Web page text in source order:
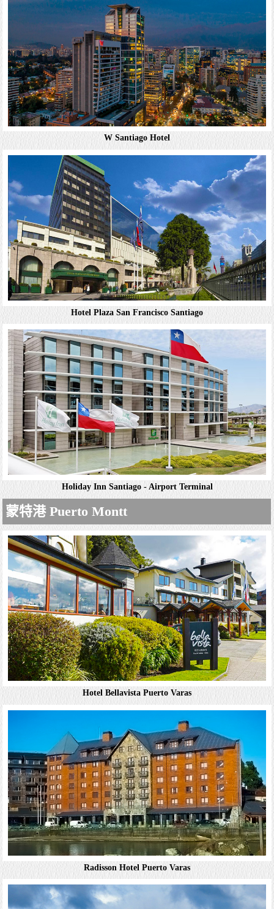
務。附設遮棚露台的高級餐廳供應自助早餐。另有熱鬧的大
廳酒吧。其他設施包括2座泳池，健身中心，...
詳細資料
Novotel Santiago Las Condes
休閒客房提供免費Wi-Fi，平面電視和迷你吧。部分客房設
有額外床鋪及座椅區。飯店提供客房服務。11歲以下兒童
（每房僅限1名）可隨一位成人免費入住。免費設施包括自
助式早餐和地下停車場。飯店設有精緻的餐廳...
詳細資料
W Santiago Hotel
W Santiago Hotel
精緻客房提供平面電視，iPod充電座和Wi-Fi，並設有可觀
賞城市或山脈景緻的落地窗。浴室設有花灑式淋浴間，部分
客房設有泡澡浴缸。套房增設獨立起居室；部分套房設有陽
台和/或房內泡澡浴缸。附設3間餐廳，...
詳細資料
Hotel Plaza San Francisco Santiago
Hotel Plaza San Francisco Santiago
溫馨典雅的客房設有典雅的木製家具，提供免費Wi-Fi，有
線電視，迷你吧和保險箱。升等客房設有額外的空間和額外
床鋪，套房則設有精緻的休息區。供應免費自助早餐。其他
設施包括精緻的餐廳，舒適的酒吧和城市景觀...
詳細資料
Holiday Inn Santiago - Airport Terminal
Holiday Inn Santiago - Airport Terminal
溫馨的休閒客房設有落地窗，免費Wi-Fi，平面電視和茶具
及咖啡設備。部分客房設有休息區。飯店提供客房服務。提
供免費停車位。附設可俯瞰湖景的休閒燒烤餐廳以及精緻酒
吧。其他設施包括室內溫水泳池，健身房，熱...
詳細資料
蒙特港 Puerto Montt
Hotel Bellavista Puerto Varas
Hotel Bellavista Puerto Varas
溫馨的客房設有木鑲板，提供免費Wi-Fi，平面電視，以及
湖泊和火山景觀。部分客房設有陽台，典雅的套房則享有湖
Radisson Hotel Puerto Varas